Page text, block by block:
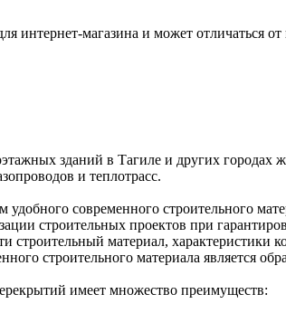
интернет-магазина и может отличаться
зданий в Тагиле и других городах
и теплотрасс.
современного строительного
строительных проектов при
строительный материал, характеристики
строительного материала является
имеет множество преимуществ: